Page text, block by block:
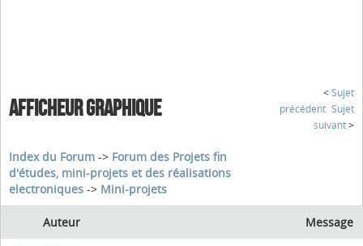
AFFICHEUR GRAPHIQUE
< Sujet
précédent Sujet
suivant >
Index du Forum -> Forum des Projets fin
d'études, mini-projets et des réalisations
electroniques -> Mini-projets
Auteur Message